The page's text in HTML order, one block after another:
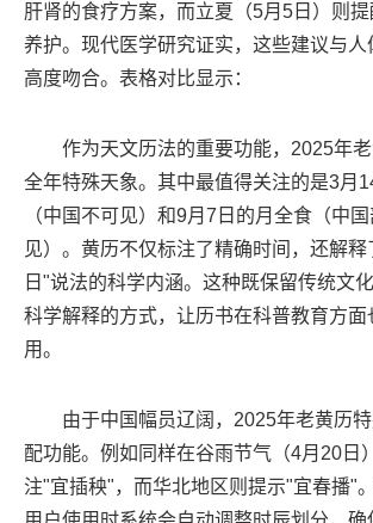
肝肾的食疗方案，而立夏（5月5日）则
养护。现代医学研究证实，这些建议与
高度吻合。表格对比显示：
作为天文历法的重要功能，2025年
全年特殊天象。其中最值得关注的是3月
（中国不可见）和9月7日的月全食（中
见）。黄历不仅标注了精确时间，还解
日"说法的科学内涵。这种既保留传统文
科学解释的方式，让历书在科普教育方
用。
由于中国幅员辽阔，2025年老黄历
配功能。例如同样在谷雨节气（4月20日
注"宜插秧"，而华北地区则提示"宜春播"